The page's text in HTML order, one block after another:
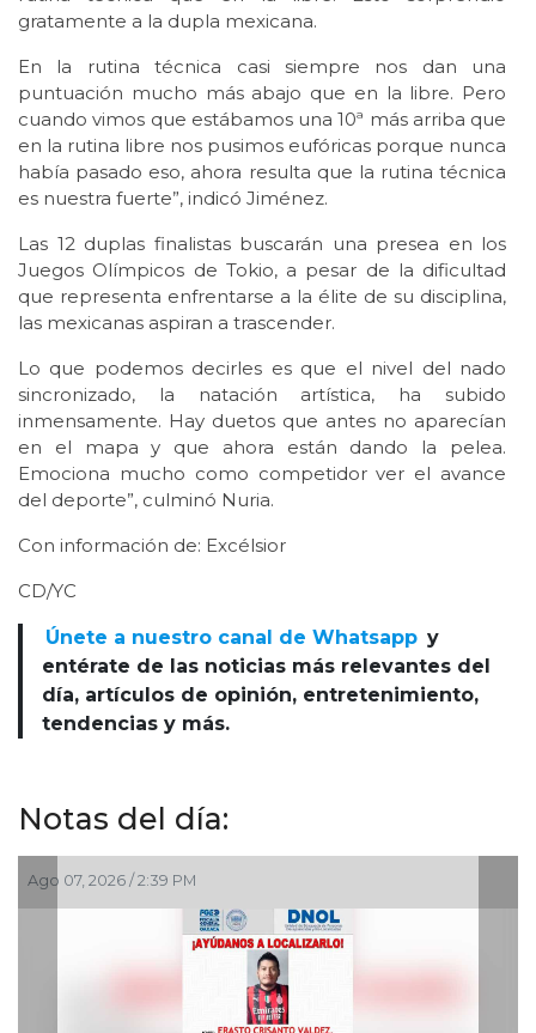
gratamente a la dupla mexicana.
En la rutina técnica casi siempre nos dan una
puntuación mucho más abajo que en la libre. Pero
cuando vimos que estábamos una 10ª más arriba que
en la rutina libre nos pusimos eufóricas porque nunca
había pasado eso, ahora resulta que la rutina técnica
es nuestra fuerte”, indicó Jiménez.
Las 12 duplas finalistas buscarán una presea en los
Juegos Olímpicos de Tokio, a pesar de la dificultad
que representa enfrentarse a la élite de su disciplina,
las mexicanas aspiran a trascender.
Lo que podemos decirles es que el nivel del nado
sincronizado, la natación artística, ha subido
inmensamente. Hay duetos que antes no aparecían
en el mapa y que ahora están dando la pelea.
Emociona mucho como competidor ver el avance
del deporte”, culminó Nuria.
Con información de: Excélsior
CD/YC
Únete a nuestro canal de Whatsapp y
entérate de las noticias más relevantes del
día, artículos de opinión, entretenimiento,
tendencias y más.
Notas del día:
07, 2026 / 2:39 PM